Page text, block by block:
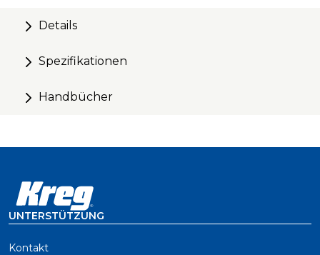
Details
Spezifikationen
Handbücher
UNTERSTÜTZUNG
Kontakt